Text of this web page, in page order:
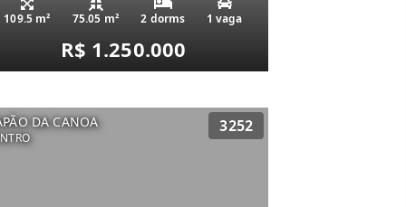
109.5 m² 75.05 m² 2 dorms 1 vaga
R$ 1.250.000
DA CANOA 3252